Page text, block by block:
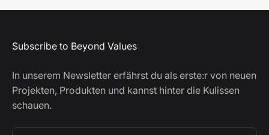
Subscribe to Beyond Values
In unserem Newsletter erfährst du als erste:r von neuen
Projekten, Produkten und kannst hinter die Kulissen
schauen.